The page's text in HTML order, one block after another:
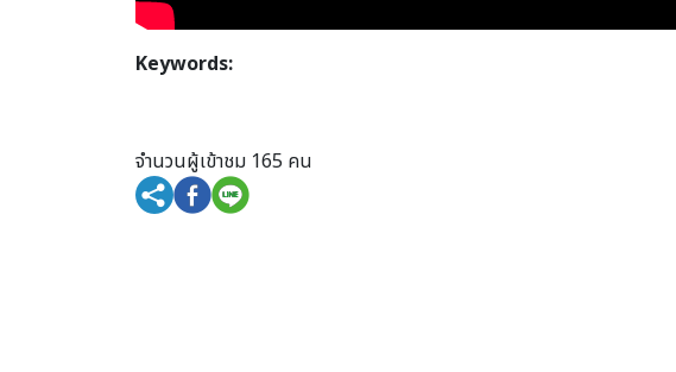
Keywords:
จำนวนผู้เข้าชม 165 คน